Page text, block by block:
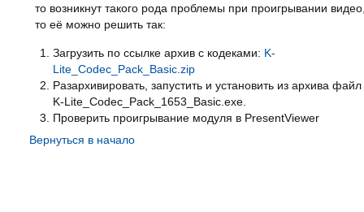
то возникнут такого рода проблемы при проигрывании
то её можно решить так:
Загрузить по ссылке архив с кодеками: K-
Lite_Codec_Pack_Basic.zip
Разархивировать, запустить и установить из архива файл
K-Lite_Codec_Pack_1653_Basic.exe.
Проверить проигрывание модуля в PresentViewer
Вернуться в начало